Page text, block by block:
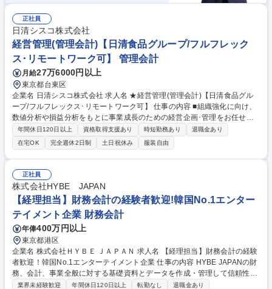
正社員
日清シスコ株式会社
経営管理(管理会計)【日清食品グループ/フルフレック
ス･リモートワーク可】 管理会計
月給27万6000円以上
東京都台東区
企業名 日清シスコ株式会社 求人名 ★経営管理(管理会計)【日清食品グル
ープ/フルフレックス･リモートワーク可】 仕事の内容 ■組織強化に向け、
数値分析や損益分析をもとに事業成長のための経営企画･管理をお任せし
ます。 ★「もっと次 の100年へ」を掲げる同社の発展に向けた将来の幹部
候補/在宅勤務可/フルフレックスタイム制あり★ ご本人様のご経験に基づ
いて業務をお任せする予定。 ゆくゆくは経営陣に対しての提言や事業計画
書のプレゼン等をお任せいたします。 【主な業務】◎事業計画策定(年次･
中期事業計画の策定)、◎業績管理(損益分析･見込/月次決算･報告)、◎管理
会計(ブランド別損益/営業部門損益管理)、◎経営改善提案、◎IR業務、内
部統制業務 募集職種 ★経営管理(管理会計)【日清食品グループ/フルフレ
ックス･リモートワーク可】
年間休日120日以上 資格取得支援あり 時短勤務あり
退職金あり
在宅OK
完全週休2日制 土日祝休み 服装自由
正社員
株式会社HYBE JAPAN
【経理担当】財務会計の経験者歓迎!韓国No.1エンター
テイメント企業 財務会計
年俸400万円以上
東京都港区
企業名 株式会社ＨＹＢＥ ＪＡＰＡＮ 求人名 【経理担当】財務会計の経験
者歓迎！韓国No.1エンターテイメント企業 仕事の内容 HYBE JAPANの財
務、会計、事業全般に対する基礎資料とデータを作成・管理して信頼性あ
る財務情報を経理担当として作成いただきます。また、財務チームの中核
業界未経験歓迎 年間休日120日以上 転勤なし
退職金あり